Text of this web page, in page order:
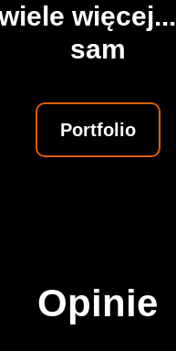
sam
Portfolio
Opinie